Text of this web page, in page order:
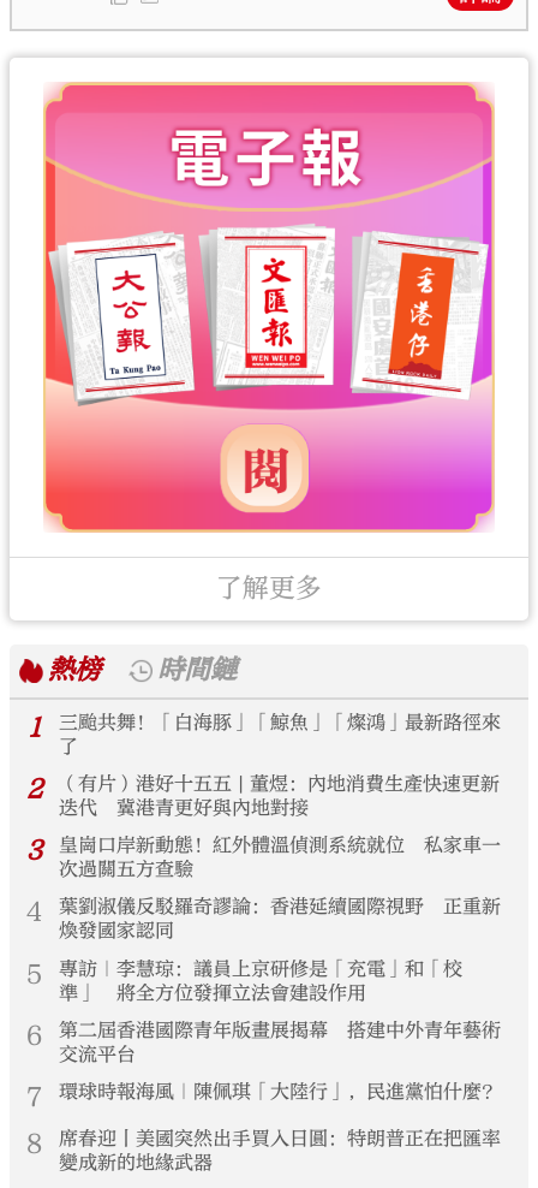
了解更多
熱榜
時間鏈
1
三颱共舞！「白海豚」「鯨魚」「燦鴻」最新路徑來
了
2
（有片）港好十五五 | 董煜：內地消費生產快速更新
迭代 冀港青更好與內地對接
3
皇崗口岸新動態！紅外體溫偵測系統就位 私家車一
次過關五方查驗
4
葉劉淑儀反駁羅奇謬論：香港延續國際視野 正重新
煥發國家認同
5
專訪｜李慧琼：議員上京研修是「充電」和「校
準」 將全方位發揮立法會建設作用
6
第二屆香港國際青年版畫展揭幕 搭建中外青年藝術
交流平台
7 環球時報海風｜陳佩琪「大陸行」，民進黨怕什麼？
8
席春迎丨美國突然出手買入日圓：特朗普正在把匯率
變成新的地緣武器